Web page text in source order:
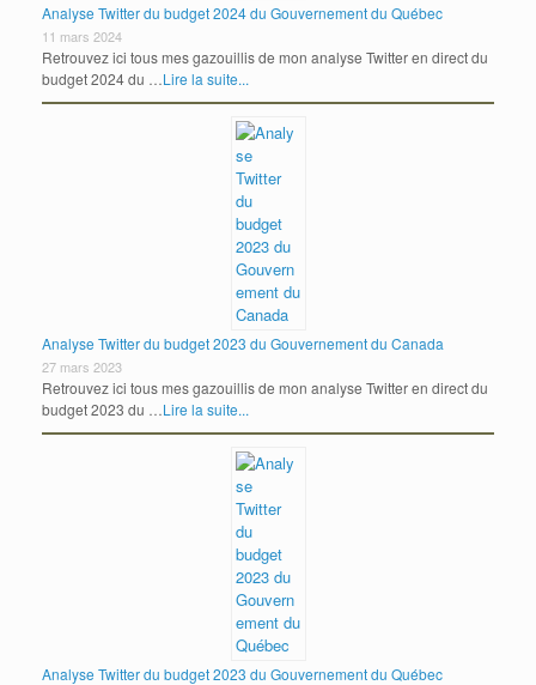
Analyse Twitter du budget 2024 du Gouvernement du Québec
11 mars 2024
Retrouvez ici tous mes gazouillis de mon analyse Twitter en direct du
budget 2024 du …Lire la suite...
Analyse Twitter du budget 2023 du Gouvernement du Canada
27 mars 2023
Retrouvez ici tous mes gazouillis de mon analyse Twitter en direct du
budget 2023 du …Lire la suite...
Analyse Twitter du budget 2023 du Gouvernement du Québec